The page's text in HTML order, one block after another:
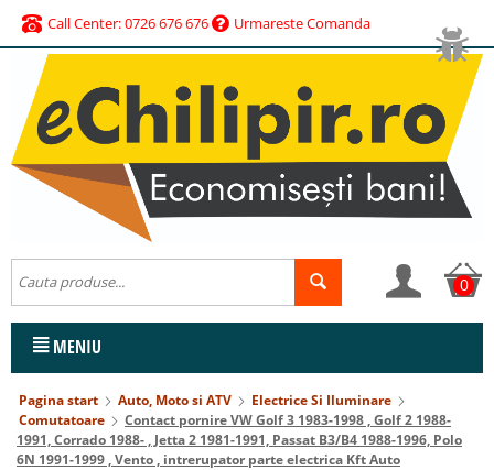
Call Center: 0726 676 676 Urmareste Comanda
0
MENIU
Pagina start Auto, Moto si ATV
Electrice Si Iluminare
Comutatoare
Contact pornire VW Golf 3 1983-1998 , Golf 2 1988-
1991, Corrado 1988- , Jetta 2 1981-1991, Passat B3/B4 1988-1996, Polo
6N 1991-1999 , Vento , intrerupator parte electrica Kft Auto